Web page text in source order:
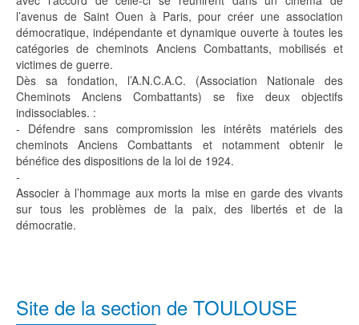
l’avenus de Saint Ouen à Paris, pour créer une association
démocratique, indépendante et dynamique ouverte à toutes les
catégories de cheminots Anciens Combattants, mobilisés et
victimes de guerre.
Dès sa fondation, l’A.N.C.A.C. (Association Nationale des
Cheminots Anciens Combattants) se fixe deux objectifs
indissociables. :
- Défendre sans compromission les intérêts matériels des
cheminots Anciens Combattants et notamment obtenir le
bénéfice des dispositions de la loi de 1924.
-
Associer à l’hommage aux morts la mise en garde des vivants
sur tous les problèmes de la paix, des libertés et de la
démocratie.
Site de la section de TOULOUSE